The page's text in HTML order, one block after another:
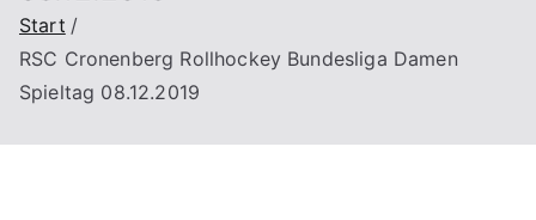
Start
RSC Cronenberg Rollhockey Bundesliga Damen
Spieltag 08.12.2019